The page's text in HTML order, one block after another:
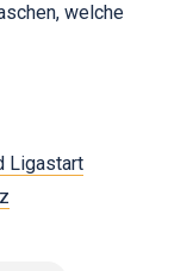
welche
Ligastart